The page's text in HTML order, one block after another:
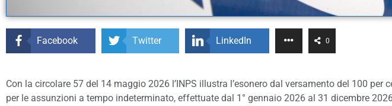
Facebook Twitter LinkedIn 0
Con la circolare 57 del 14 maggio 2026 l’INPS illustra l’esonero dal versamento del 100
per le assunzioni a tempo indeterminato, effettuate dal 1° gennaio 2026 al 31 dicembre